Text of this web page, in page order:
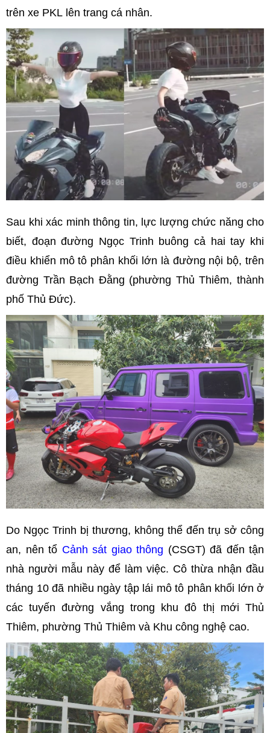
trên xe PKL lên trang cá nhân.
Sau khi xác minh thông tin, lực lượng chức năng cho
biết, đoạn đường Ngọc Trinh buông cả hai tay khi
điều khiển mô tô phân khối lớn là đường nội bộ, trên
đường Trần Bạch Đằng (phường Thủ Thiêm, thành
phố Thủ Đức).
Do Ngọc Trinh bị thương, không thể đến trụ sở công
an, nên tổ Cảnh sát giao thông (CSGT) đã đến tận
nhà người mẫu này để làm việc. Cô thừa nhận đầu
tháng 10 đã nhiều ngày tập lái mô tô phân khối lớn ở
các tuyến đường vắng trong khu đô thị mới Thủ
Thiêm, phường Thủ Thiêm và Khu công nghệ cao.